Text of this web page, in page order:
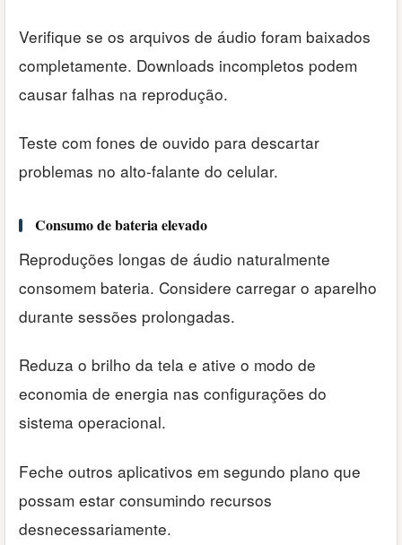
Verifique se os arquivos de áudio foram baixados
completamente. Downloads incompletos podem
causar falhas na reprodução.
Teste com fones de ouvido para descartar
problemas no alto-falante do celular.
Consumo de bateria elevado
Reproduções longas de áudio naturalmente
consomem bateria. Considere carregar o aparelho
durante sessões prolongadas.
Reduza o brilho da tela e ative o modo de
economia de energia nas configurações do
sistema operacional.
Feche outros aplicativos em segundo plano que
possam estar consumindo recursos
desnecessariamente.